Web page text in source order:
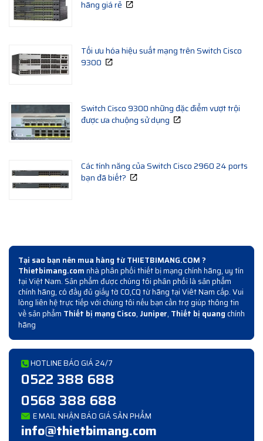
hãng giá rẻ
Tối ưu hóa hiệu suất mạng trên Switch Cisco
9300
Switch Cisco 9300 những đặc điểm vượt trội
được ưa chuộng sử dụng
Các tính năng của Switch Cisco 2960 24 ports
bạn đã biết?
Tại sao bạn nên mua hàng từ THIETBIMANG.COM ?
Thietbimang.comnhà phân phối thiết bị mạng chính hãng, uy tín
tại Việt Nam. Sản phẩm được chúng tôi phân phối là sản phẩm
chính hãng, có đầy đủ giấy tờ CO,CQ từ hãng tại Viêt Nam cấp. Vui
lòng liên hệ trực tiếp với chúng tôi nếu bạn cần trợ giúp thông tin
về sản phẩm Thiết bị mạng Cisco, Juniper, Thiết bị quangchính
hãng
HOTLINE BÁO GIÁ 24/7
0522 388 688
0568 388 688
E MAIL NHẬN BÁO GIÁ SẢN PHẨM
info@thietbimang.com